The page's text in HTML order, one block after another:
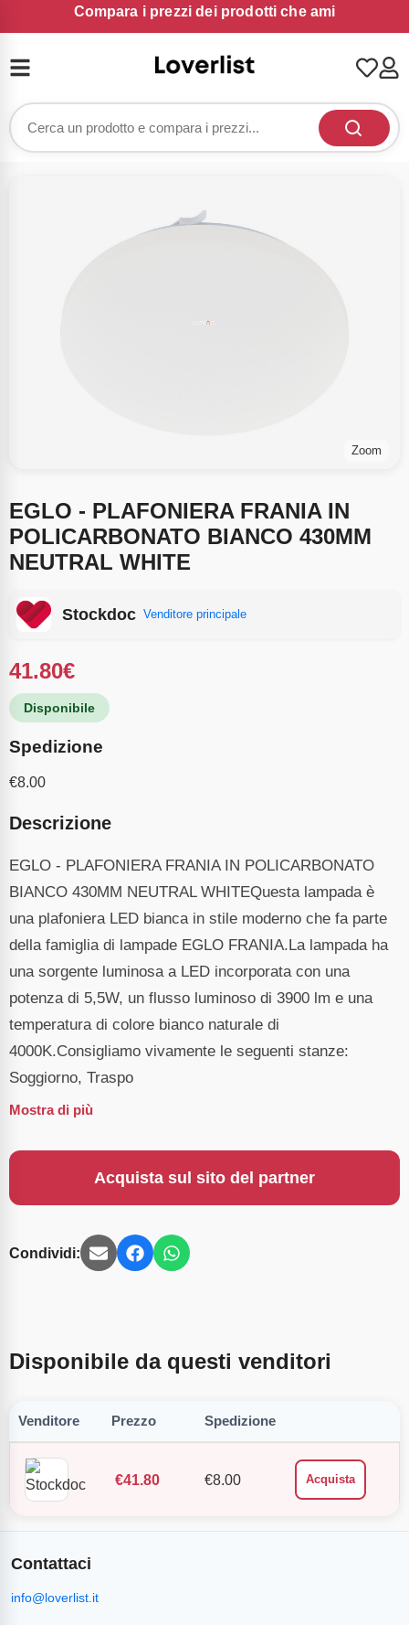
Compara i prezzi dei prodotti che ami
Zoom
EGLO - PLAFONIERA FRANIA IN
POLICARBONATO BIANCO 430MM
NEUTRAL WHITE
Stockdoc Venditore principale
41.80€
Disponibile
Spedizione
€8.00
Descrizione
EGLO - PLAFONIERA FRANIA IN POLICARBONATO
BIANCO 430MM NEUTRAL WHITEQuesta lampada è
una plafoniera LED bianca in stile moderno che fa parte
della famiglia di lampade EGLO FRANIA.La lampada ha
una sorgente luminosa a LED incorporata con una
potenza di 5,5W, un flusso luminoso di 3900 lm e una
temperatura di colore bianco naturale di
4000K.Consigliamo vivamente le seguenti stanze:
Soggiorno, Traspo
Mostra di più
Acquista sul sito del partner
Condividi:
Disponibile da questi venditori
Venditore Prezzo Spedizione
€41.80 €8.00 Acquista
Contattaci
info@loverlist.it